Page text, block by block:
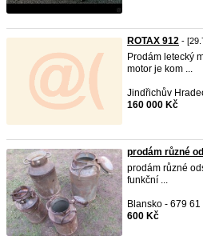
ROTAX 912 -
Prodám letecký
motor je kom ...
Jindřichův
160 000 Kč
prodám různé
prodám různé
funkční ...
Blansko - 679 61
600 Kč